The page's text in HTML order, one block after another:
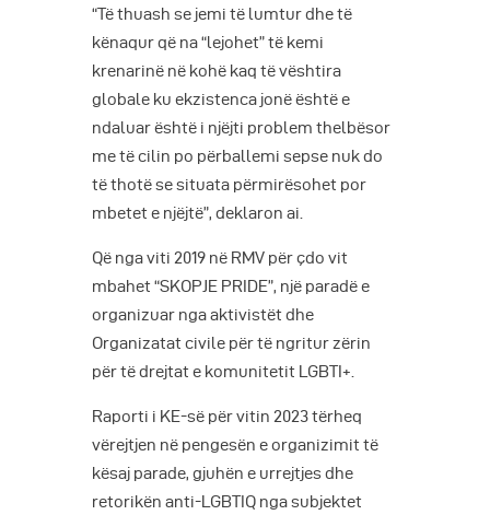
“Të thuash se jemi të lumtur dhe të
kënaqur që na “lejohet” të kemi
krenarinë në kohë kaq të vështira
globale ku ekzistenca jonë është e
ndaluar është i njëjti problem thelbësor
me të cilin po përballemi sepse nuk do
të thotë se situata përmirësohet por
mbetet e njëjtë”, deklaron ai.
Që nga viti 2019 në RMV për çdo vit
mbahet “SKOPJE PRIDE”, një paradë e
organizuar nga aktivistët dhe
Organizatat civile për të ngritur zërin
për të drejtat e komunitetit LGBTI+.
Raporti i KE-së për vitin 2023 tërheq
vërejtjen në pengesën e organizimit të
kësaj parade, gjuhën e urrejtjes dhe
retorikën anti-LGBTIQ nga subjektet